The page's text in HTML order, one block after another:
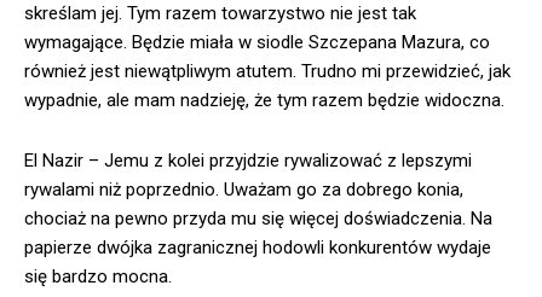
skreślam jej. Tym razem towarzystwo nie jest tak
wymagające. Będzie miała w siodle Szczepana Mazura, co
również jest niewątpliwym atutem. Trudno mi przewidzieć, jak
wypadnie, ale mam nadzieję, że tym razem będzie widoczna.
El Nazir – Jemu z kolei przyjdzie rywalizować z lepszymi
rywalami niż poprzednio. Uważam go za dobrego konia,
chociaż na pewno przyda mu się więcej doświadczenia. Na
papierze dwójka zagranicznej hodowli konkurentów wydaje
się bardzo mocna.